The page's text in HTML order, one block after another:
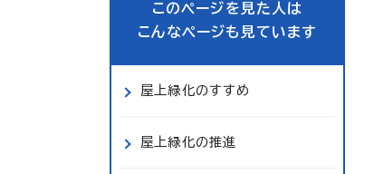
このページを見た人は
こんなページも見ています
屋上緑化のすすめ
屋上緑化の推進